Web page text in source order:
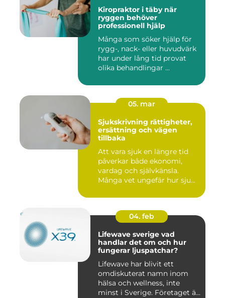
Kiropraktor i täby när
ryggen behöver
professionell hjälp
Många som söker hjälp för
rygg-, nack- eller huvudvärk
har under lång tid provat
olika behandlingar ...
05. mar
Sjukskrivning rättigheter,
ersättning och vägen
tillbaka
Att vara sjuk en längre tid
påverkar både ekonomi,
vardag och självkänsla.
Många vet ungefär hur sju...
04. feb
Lifewave sverige vad
handlar det om och hur
fungerar ljuspatchar?
Lifewave har blivit ett
omdiskuterat namn inom
hälsa och wellness, inte
minst i Sverige. Företaget ä...